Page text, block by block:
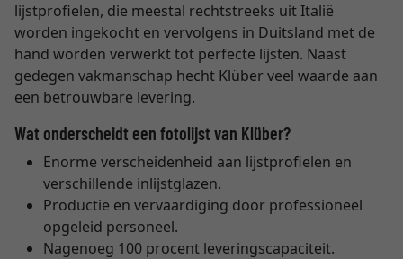
lijstprofielen, die meestal rechtstreeks uit Italië
worden ingekocht en vervolgens in Duitsland met de
hand worden verwerkt tot perfecte lijsten. Naast
gedegen vakmanschap hecht Klüber veel waarde aan
een betrouwbare levering.
Wat onderscheidt een fotolijst van Klüber?
Enorme verscheidenheid aan lijstprofielen en
verschillende inlijstglazen.
Productie en vervaardiging door professioneel
opgeleid personeel.
Nagenoeg 100 procent leveringscapaciteit.